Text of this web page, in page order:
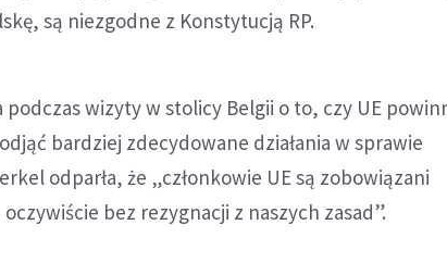
są niezgodne z Konstytucją RP.
podczas wizyty w stolicy Belgii o to, czy UE
bardziej zdecydowane działania w sprawie
odparła, że „członkowie UE są zobowiązani
bez rezygnacji z naszych zasad”.